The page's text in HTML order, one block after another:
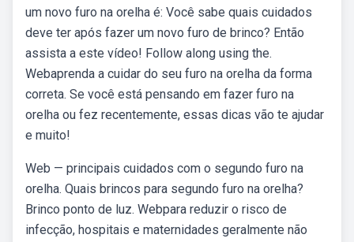
um novo furo na orelha é: Você sabe quais cuidados
deve ter após fazer um novo furo de brinco? Então
assista a este vídeo! Follow along using the.
Webaprenda a cuidar do seu furo na orelha da forma
correta. Se você está pensando em fazer furo na
orelha ou fez recentemente, essas dicas vão te ajudar
e muito!
Web — principais cuidados com o segundo furo na
orelha. Quais brincos para segundo furo na orelha?
Brinco ponto de luz. Webpara reduzir o risco de
infecção, hospitais e maternidades geralmente não